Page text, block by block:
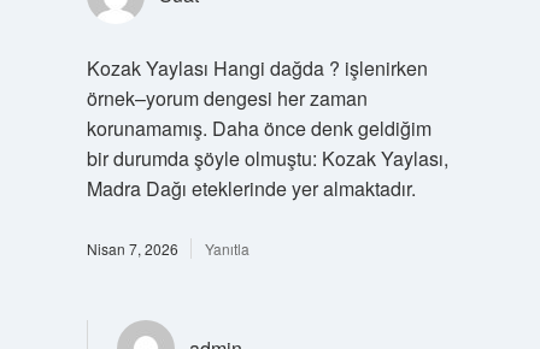
Kozak Yaylası Hangi dağda ? işlenirken
örnek–yorum dengesi her zaman
korunamamış. Daha önce denk geldiğim
bir durumda şöyle olmuştu: Kozak Yaylası,
Madra Dağı eteklerinde yer almaktadır.
Nisan 7, 2026 Yanıtla